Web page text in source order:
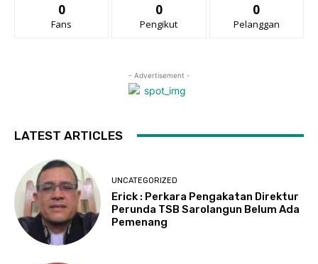
0
Fans
0
Pengikut
0
Pelanggan
- Advertisement -
LATEST ARTICLES
UNCATEGORIZED
Erick : Perkara Pengakatan Direktur
Perunda TSB Sarolangun Belum Ada
Pemenang